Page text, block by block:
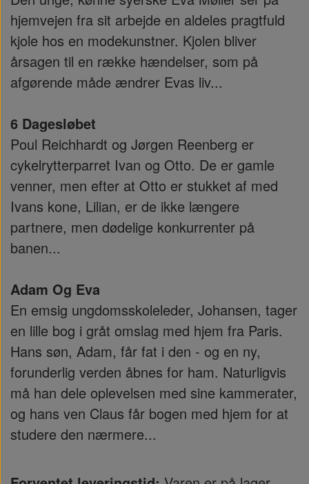
hjemvejen fra sit arbejde en aldeles pragtfuld
kjole hos en modekunstner. Kjolen bliver
årsagen til en række hændelser, som på
afgørende måde ændrer Evas liv...
6 Dagesløbet
Poul Reichhardt og Jørgen Reenberg er
cykelrytterparret Ivan og Otto. De er gamle
venner, men efter at Otto er stukket af med
Ivans kone, Lilian, er de ikke længere
partnere, men dødelige konkurrenter på
banen...
Adam Og Eva
En emsig ungdomsskoleleder, Johansen, tager
en lille bog i gråt omslag med hjem fra Paris.
Hans søn, Adam, får fat i den - og en ny,
forunderlig verden åbnes for ham. Naturligvis
må han dele oplevelsen med sine kammerater,
og hans ven Claus får bogen med hjem for at
studere den nærmere...